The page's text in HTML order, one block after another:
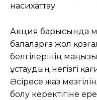
насихаттау.
Акция барысында
балаларға жол
белгілерінің
ұстаудың негізгі
Әсіресе жаз
болу керектігіне